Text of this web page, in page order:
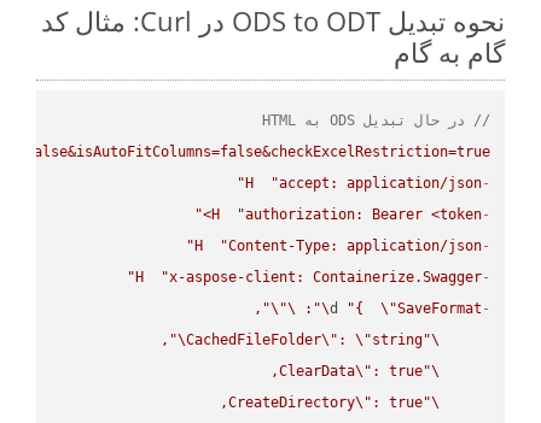
نحوه تبدیل ODS to ODT در Curl: مثال کد
گام به گام
// در حال تبدیل ODS به HTML
-
H
"accept: application/json"
-
H
"authorization: Bearer <token>"
-
H
"Content-Type: application/json"
-
H
"x-aspose-client: Containerize.Swagger"
-
d "{ \"SaveFormat
\"
:
\"
\"
\"
CachedFileFolder\" : \"string
\"
\"
ClearData\"
\"
CreateDirectory\"